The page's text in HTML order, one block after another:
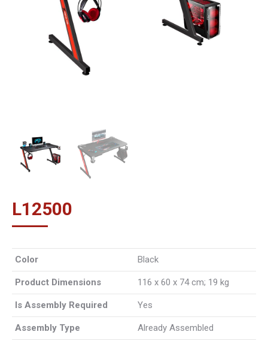
L12500
Color ‎Black
Product Dimensions ‎116 x 60 x 74 cm; 19 kg
Is Assembly Required ‎Yes
Assembly Type ‎Already Assembled